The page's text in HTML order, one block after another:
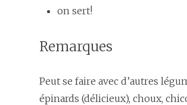
on sert!
Remarques
Peut se faire avec d’autres
épinards (délicieux), choux,